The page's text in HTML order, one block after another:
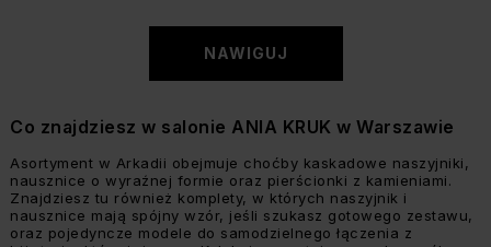
NAWIGUJ
Co znajdziesz w salonie ANIA KRUK w Warszawie
Asortyment w Arkadii obejmuje choćby kaskadowe naszyjniki,
nausznice o wyraźnej formie oraz pierścionki z kamieniami.
Znajdziesz tu również komplety, w których naszyjnik i
nausznice mają spójny wzór, jeśli szukasz gotowego zestawu,
oraz pojedyncze modele do samodzielnego łączenia z